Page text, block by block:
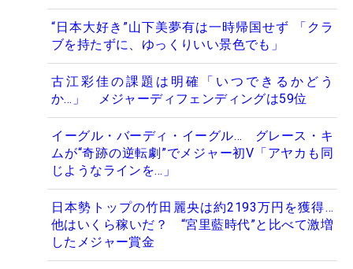
“日本大好き”山下美夢有は一時帰国せず 「クラ
ブを持たずに、ゆっくりいい景色でも」
古江彩佳の課題は明確「いつできるかどう
か…」 メジャーディフェンディングは59位
イーグル・バーディ・イーグル… グレース・キ
ムが“奇跡の逆転劇”でメジャー初V「アヤカも同
じようなラインを…」
日本勢トップの竹田麗央は約2193万円を獲得…
他はいくら稼いだ？ “宮里藍時代”と比べて激増
したメジャー賞金